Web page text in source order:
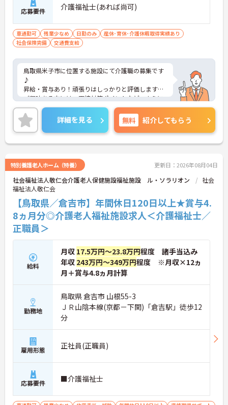
応募要件 介護福祉士(あれば尚可)
車通勤可 残業少なめ 日勤のみ
産休･育休･介護休暇取得実績あり
社会保険完備
交通費支給
鳥取県米子市に位置する施設にて介護職の募集です
♪
昇給・賞与あり！頑張りはしっかりと評価します◎
ご興味ある方には、面接対策ポイントなど、さらに
詳細をお話しいたしますのでお気軽にご相談くださ
い！
詳細を見る 無料 紹介してもらう
特別養護老人ホーム（特養） 更新日：2026年08月04日
社会福祉法人敬仁会介護老人保健施設福祉施設 ル・ソラリオン
社会
福祉法人敬仁会
【鳥取県／倉吉市】年間休日120日以上★賞与4.
8ヵ月分◎介護老人福祉施設求人＜介護福祉士／
正職員＞
給料
月収 17.5万円～23.8万円程度 諸手当込み
年収 243万円～349万円程度 ※月収×12ヵ
月＋賞与4.8ヵ月計算
勤務地
鳥取県 倉吉市 山根55-3
ＪＲ山陰本線(京都－下関)「倉吉駅」徒歩12
分
雇用形態 正社員(正職員)
応募要件 ■介護福祉士